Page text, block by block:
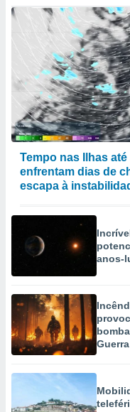
Tempo nas Ilhas
enfrentam dias de
escapa à
anos-